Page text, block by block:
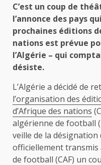
C’est un coup de
l’annonce des pays
prochaines éditions
nations est prévue
l’Algérie – qui
désiste.
L’Algérie a décidé de
l’organisation des
d’Afrique des nations
algérienne de football
veille de la désignation
officiellement
de football (CAF) un